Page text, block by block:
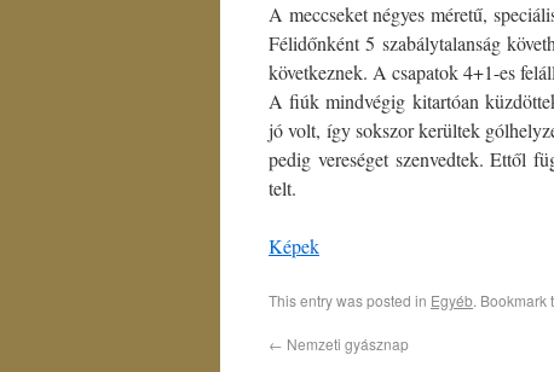
A meccseket négyes méretű,
Félidőnként 5 szabálytalanság
következnek. A csapatok 4+1-es
A fiúk mindvégig kitartóan
jó volt, így sokszor kerültek
pedig vereséget szenvedtek. Ettől
telt.
Képek
This entry was posted in Egyéb. Bookmark
← Nemzeti gyásznap